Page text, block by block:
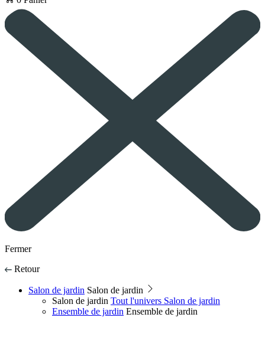
Fermer
Retour
Salon de jardin Salon de jardin
Salon de jardin Tout l'univers Salon de jardin
Ensemble de jardin Ensemble de jardin